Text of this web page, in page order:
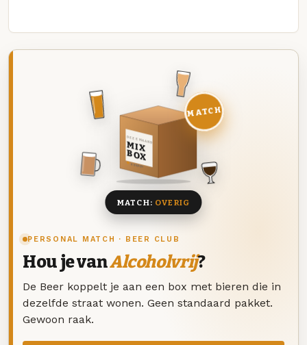
PERSONAL MATCH · BEER CLUB
Hou je vanAlcoholvrij?
De Beer koppelt je aan een box met bieren die in
dezelfde straat wonen. Geen standaard pakket.
Gewoon raak.
DEZE MAAND
MIX
BOX
8 BIEREN
MATCH
MATCH: OVERIG